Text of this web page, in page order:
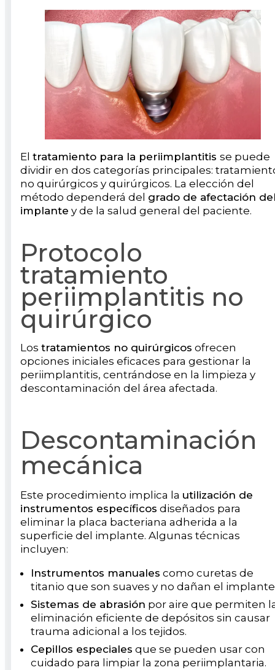
El tratamiento para la periimplantitis se puede
dividir en dos categorías principales:
no quirúrgicos y quirúrgicos. La elección del
método dependerá del grado de afectación
implante y de la salud general del paciente.
Protocolo
tratamiento
periimplantitis no
quirúrgico
Los tratamientos no quirúrgicos ofrecen
opciones iniciales eficaces para gestionar la
periimplantitis, centrándose en la limpieza y
descontaminación del área afectada.
Descontaminación
mecánica
Este procedimiento implica la utilización de
instrumentos específicos diseñados para
eliminar la placa bacteriana adherida a la
superficie del implante. Algunas técnicas
incluyen:
Instrumentos manuales como curetas de
titanio que son suaves y no dañan el
Sistemas de abrasión por aire que permiten
eliminación eficiente de depósitos sin causar
trauma adicional a los tejidos.
Cepillos especiales que se pueden usar con
cuidado para limpiar la zona periimplantaria.